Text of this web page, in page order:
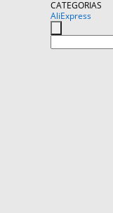
CATEGORIAS
AliExpress